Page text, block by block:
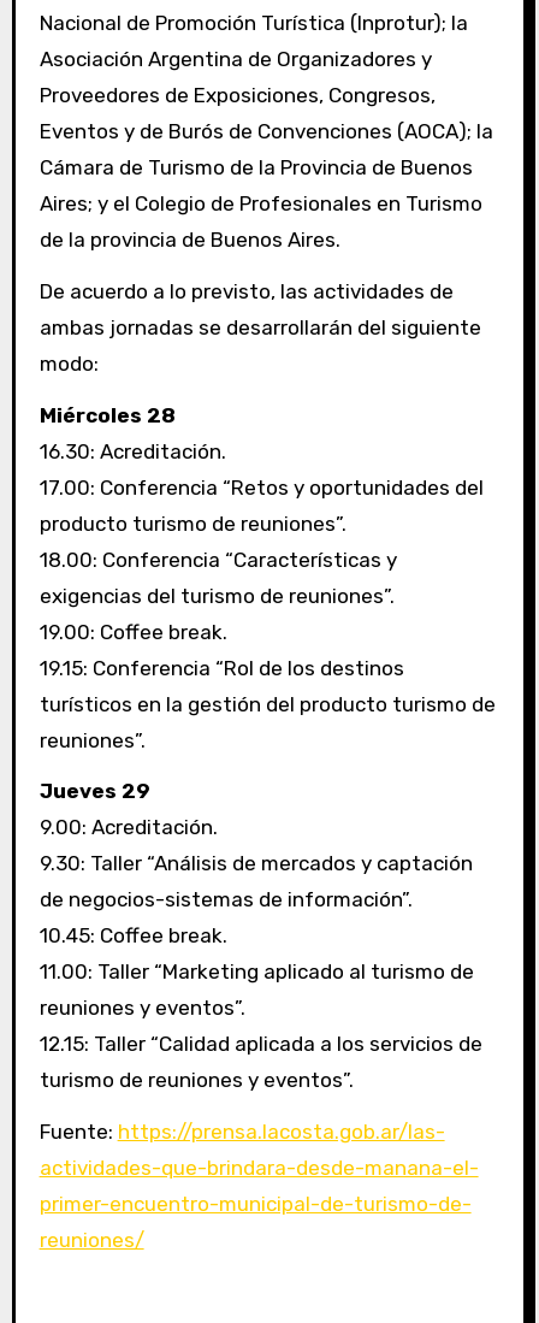
Nacional de Promoción Turística (Inprotur); la
Asociación Argentina de Organizadores y
Proveedores de Exposiciones, Congresos,
Eventos y de Burós de Convenciones (AOCA); la
Cámara de Turismo de la Provincia de Buenos
Aires; y el Colegio de Profesionales en Turismo
de la provincia de Buenos Aires.
De acuerdo a lo previsto, las actividades de
ambas jornadas se desarrollarán del siguiente
modo:
Miércoles 28
16.30: Acreditación.
17.00: Conferencia “Retos y oportunidades del
producto turismo de reuniones”.
18.00: Conferencia “Características y
exigencias del turismo de reuniones”.
19.00: Coffee break.
19.15: Conferencia “Rol de los destinos
turísticos en la gestión del producto turismo de
reuniones”.
Jueves 29
9.00: Acreditación.
9.30: Taller “Análisis de mercados y captación
de negocios-sistemas de información”.
10.45: Coffee break.
11.00: Taller “Marketing aplicado al turismo de
reuniones y eventos”.
12.15: Taller “Calidad aplicada a los servicios de
turismo de reuniones y eventos”.
Fuente: https://prensa.lacosta.gob.ar/las-
actividades-que-brindara-desde-manana-el-
primer-encuentro-municipal-de-turismo-de-
reuniones/